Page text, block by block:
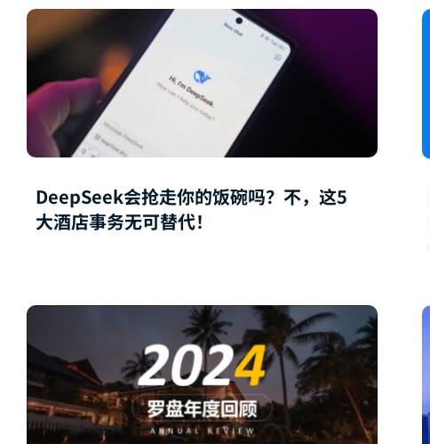
DeepSeek会抢走你的饭碗吗？不，这5
大酒店事务无可替代！